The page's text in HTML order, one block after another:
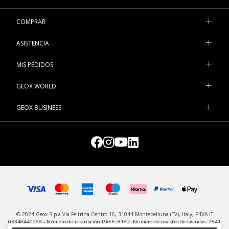
COMPRAR
ASISTENCIA
MIS PEDIDOS
GEOX WORLD
GEOX BUSINESS
© 2024 Geox S.p.a Via Feltrina Centro 16, 31044 Montebelluna (TV), Italy, P.IVA IT
03348440268 - Número de inscripción RAEE: 8182, Número de registro de las pilas: 2541